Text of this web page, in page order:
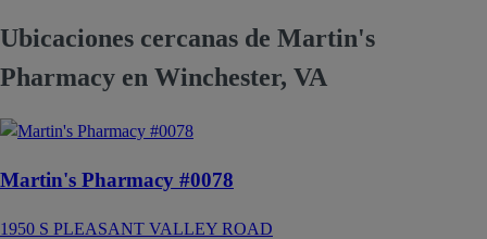
Ubicaciones cercanas de Martin's
Pharmacy en Winchester, VA
Martin's Pharmacy #0078
1950 S PLEASANT VALLEY ROAD